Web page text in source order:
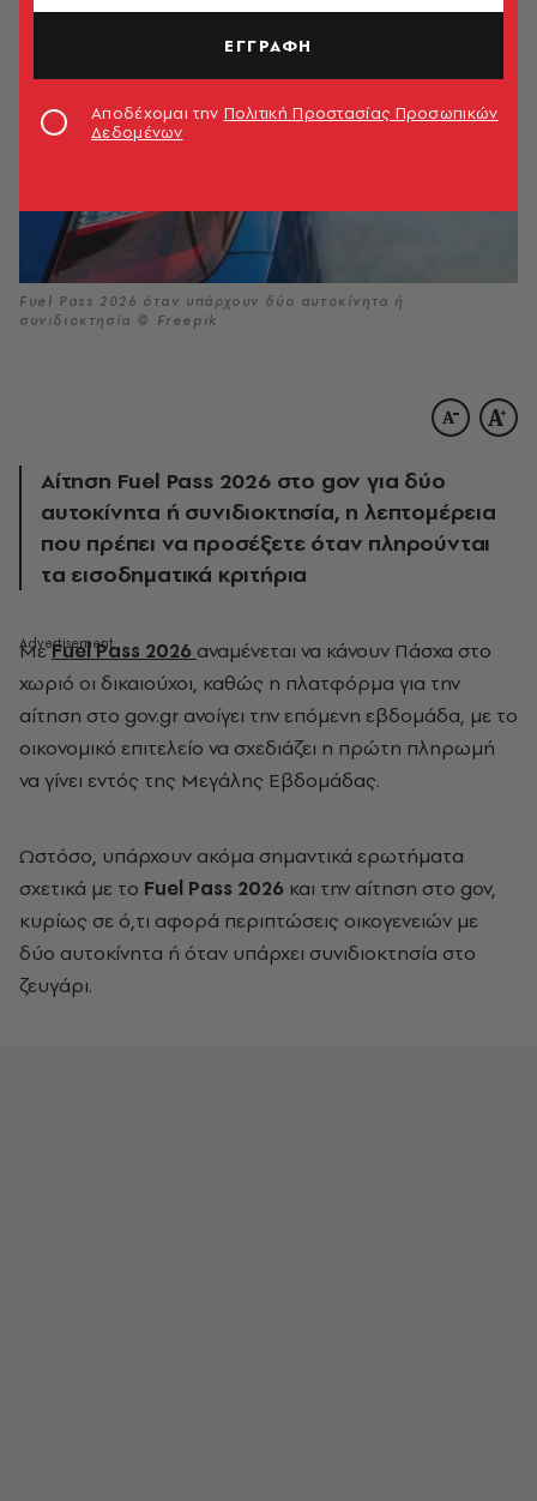
Fuel Pass 2026 όταν υπάρχουν δύο αυτοκίνητα ή
συνιδιοκτησία © Freepik
Αίτηση Fuel Pass 2026 στο gov για δύο
αυτοκίνητα ή συνιδιοκτησία, η λεπτομέρεια
που πρέπει να προσέξετε όταν πληρούνται
τα εισοδηματικά κριτήρια
ΜεFuelPass 2026 αναμένεται να κάνουν Πάσχα στο
χωριό οι δικαιούχοι, καθώς η πλατφόρμα για την
αίτηση στο gov.gr ανοίγει την επόμενη εβδομάδα, με το
οικονομικό επιτελείο να σχεδιάζει η πρώτη πληρωμή
να γίνει εντός της Μεγάλης Εβδομάδας.
Ωστόσο, υπάρχουν ακόμα σημαντικά ερωτήματα
σχετικά με το Fuel Pass 2026 και την αίτηση στο gov,
κυρίως σε ό,τι αφορά περιπτώσεις οικογενειών με
δύο αυτοκίνητα ή όταν υπάρχει συνιδιοκτησία στο
ζευγάρι.
ΕΓΓΡΑΦΗ
Αποδέχομαι την Πολιτική Προστασίας Προσωπικών
Δεδομένων